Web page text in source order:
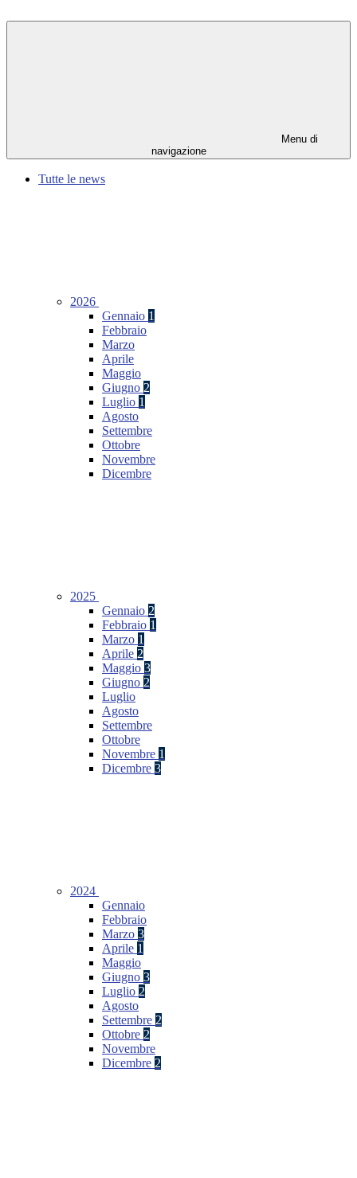
Menu di
navigazione
Tutte le news
2026
Gennaio 1
Febbraio
Marzo
Aprile
Maggio
Giugno 2
Luglio 1
Agosto
Settembre
Ottobre
Novembre
Dicembre
2025
Gennaio 2
Febbraio 1
Marzo 1
Aprile 2
Maggio 3
Giugno 2
Luglio
Agosto
Settembre
Ottobre
Novembre 1
Dicembre 3
2024
Gennaio
Febbraio
Marzo 3
Aprile 1
Maggio
Giugno 3
Luglio 2
Agosto
Settembre 2
Ottobre 2
Novembre
Dicembre 2